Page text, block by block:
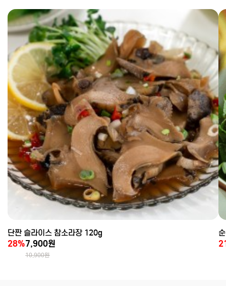
단짠 슬라이스 참소라장 120g
28%7,900원
10,900원